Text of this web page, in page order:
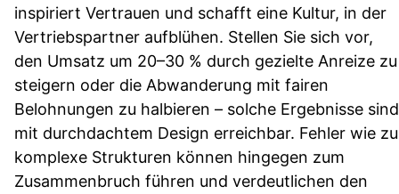
inspiriert Vertrauen und schafft eine Kultur, in der
Vertriebspartner aufblühen. Stellen Sie sich vor,
den Umsatz um 20–30 % durch gezielte Anreize zu
steigern oder die Abwanderung mit fairen
Belohnungen zu halbieren – solche Ergebnisse sind
mit durchdachtem Design erreichbar. Fehler wie zu
komplexe Strukturen können hingegen zum
Zusammenbruch führen und verdeutlichen den